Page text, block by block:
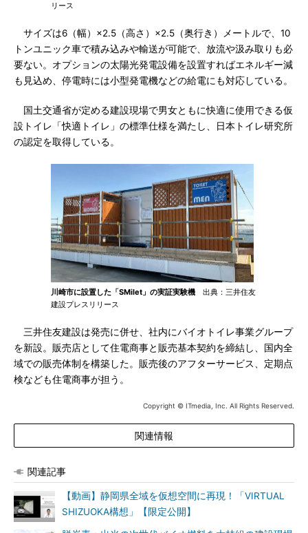
リース
サイズは6（幅）×2.5（高さ）×2.5（奥行き）メートルで、10
トンユニック車で積み込みや輸送が可能で、放流や汲み取りも必
要ない。オプションの太陽光発電設備を設置すればエネルギー減
も見込め、停電時には小型発電機などの給電にも対応している。
国土交通省が定める建設現場で男女ともに快適に使用できる仮
設トイレ「快適トイレ」の標準仕様を満たし、日本トイレ研究所
の認定を取得している。
川崎市に設置した「SMilet」の実証実験機 出典：三井住友
建設プレスリリース
三井住友建設は発売に併せ、社内にバイオトイレ事業グループ
を新設。販売店として住電商事と販売基本契約を締結し、国内全
域での販売体制を構築した。販売後のアフターサービス、定期点
検なども住電商事が担う。
Copyright © ITmedia, Inc. All Rights Reserved.
関連情報
関連記事
【動画】静岡県全域を仮想空間に再現！「VIRTUAL
SHIZUOKA構想」【限定公開】